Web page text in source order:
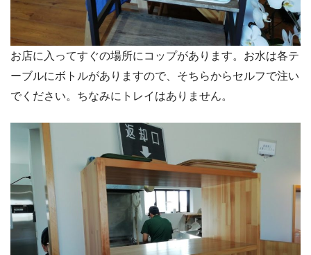
お店に入ってすぐの場所にコップがあります。お水は各テ
ーブルにボトルがありますので、そちらからセルフで注い
でください。ちなみにトレイはありません。